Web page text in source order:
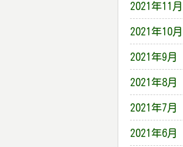
2021年11月
2021年10月
2021年9月
2021年8月
2021年7月
2021年6月